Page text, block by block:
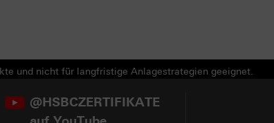
und nicht für langfristige Anlagestrategien geeignet.
@HSBCZERTIFIKATE